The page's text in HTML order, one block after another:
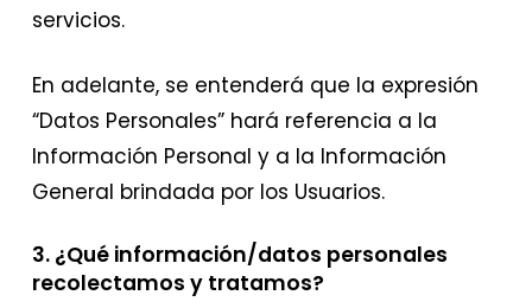
servicios.
En adelante, se entenderá que la expresión
“Datos Personales” hará referencia a la
Información Personal y a la Información
General brindada por los Usuarios.
3. ¿Qué información/datos personales
recolectamos y tratamos?